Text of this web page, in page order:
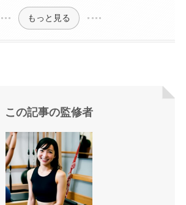
もっと見る
この記事の監修者